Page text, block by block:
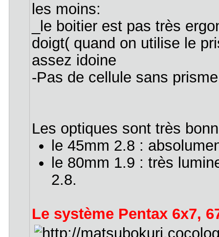
les moins:
_le boitier est pas très
doigt( quand on utilise le
assez idoine
-Pas de cellule sans
Les optiques sont très
le 45mm 2.8 :
le 80mm 1.9 : très
2.8.
Le système Pentax 6x7,